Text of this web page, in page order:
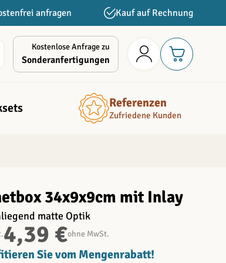
anfragen Kauf auf Rechnung
Kostenlose Anfrage zu
Sonderanfertigungen
Referenzen
Zufriedene Kunden
34x9x9cm mit Inlay
matte Optik
4,39 €ohne MwSt.
Sie vom Mengenrabatt!